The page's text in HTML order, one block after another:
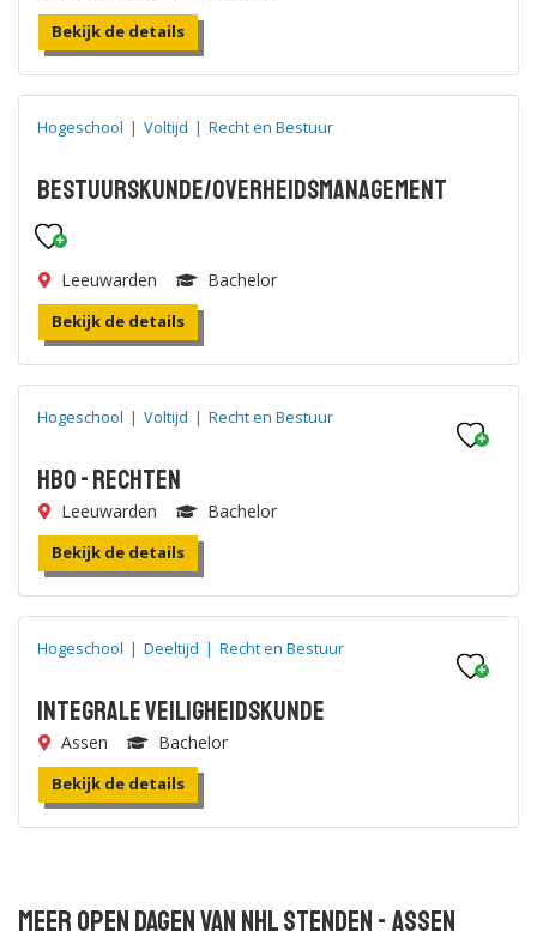
Bekijk de details
Hogeschool | Voltijd | Recht en Bestuur
Bestuurskunde/Overheidsmanagement
Leeuwarden Bachelor
Bekijk de details
Hogeschool | Voltijd | Recht en Bestuur
HBO - Rechten
Leeuwarden Bachelor
Bekijk de details
Hogeschool | Deeltijd | Recht en Bestuur
Integrale Veiligheidskunde
Assen Bachelor
Bekijk de details
Meer open dagen van NHL Stenden - Assen